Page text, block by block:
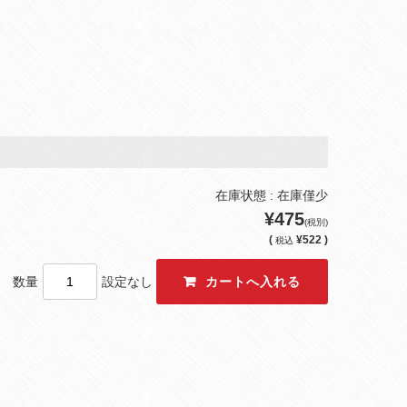
在庫状態 : 在庫僅少
¥475(税別)
( 税込 ¥522 )
数量 設定なし